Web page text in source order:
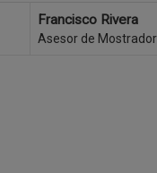
Francisco Rivera
Asesor de Mostrador